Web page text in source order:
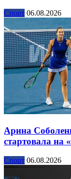
Спорт 06.08.2026
Арина
стартовала на
Спорт 06.08.2026